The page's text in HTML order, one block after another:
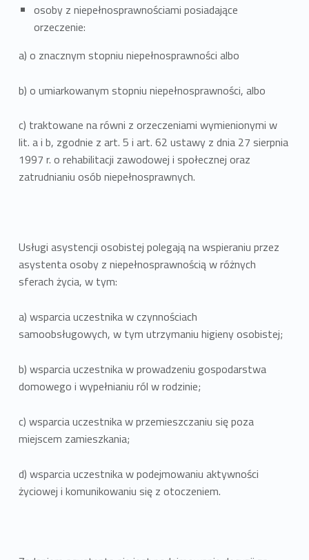
osoby z niepełnosprawnościami posiadające
orzeczenie:
a) o znacznym stopniu niepełnosprawności albo
b) o umiarkowanym stopniu niepełnosprawności, albo
c) traktowane na równi z orzeczeniami wymienionymi w
lit. a i b, zgodnie z art. 5 i art. 62 ustawy z dnia 27 sierpnia
1997 r. o rehabilitacji zawodowej i społecznej oraz
zatrudnianiu osób niepełnosprawnych.
Usługi asystencji osobistej polegają na wspieraniu przez
asystenta osoby z niepełnosprawnością w różnych
sferach życia, w tym:
a) wsparcia uczestnika w czynnościach
samoobsługowych, w tym utrzymaniu higieny osobistej;
b) wsparcia uczestnika w prowadzeniu gospodarstwa
domowego i wypełnianiu ról w rodzinie;
c) wsparcia uczestnika w przemieszczaniu się poza
miejscem zamieszkania;
d) wsparcia uczestnika w podejmowaniu aktywności
życiowej i komunikowaniu się z otoczeniem.